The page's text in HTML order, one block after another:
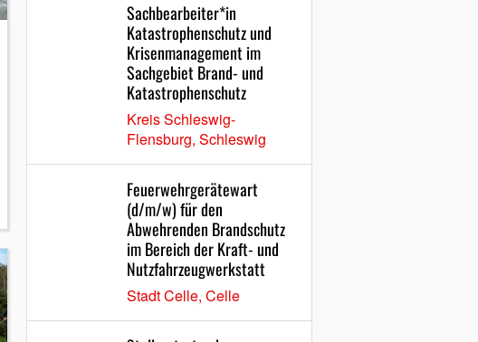
Sachbearbeiter*in
Katastrophenschutz und
Krisenmanagement im
Sachgebiet Brand- und
Katastrophenschutz
Kreis Schleswig-
Flensburg, Schleswig
Feuerwehrgerätewart
(d/m/w) für den
Abwehrenden Brandschutz
im Bereich der Kraft- und
Nutzfahrzeugwerkstatt
Stadt Celle, Celle